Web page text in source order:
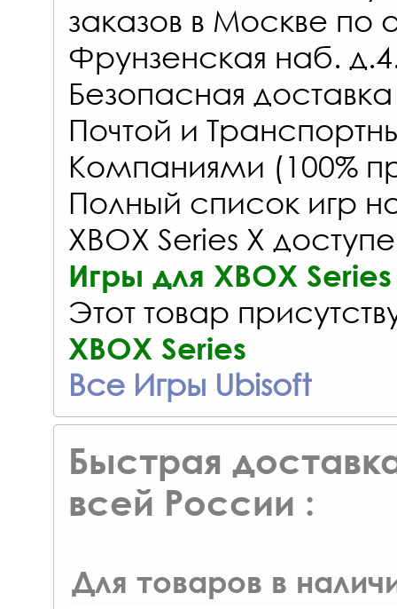
заказов в Москве по
Фрунзенская наб.
Безопасная
Почтой и
Компаниями (100%
Полный список игр
XBOX Series X
Игры для XBOX
Этот товар
XBOX Series
Все Игры Ubisoft
Быстрая
всей России :
Для товаров в